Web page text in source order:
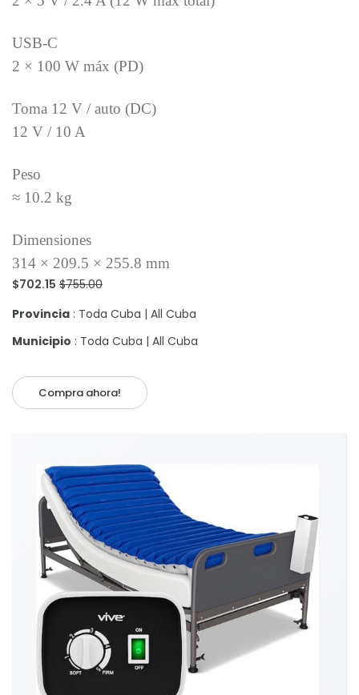
USB-C
2 × 100 W máx (PD)
Toma 12 V / auto (DC)
12 V / 10 A
Peso
≈ 10.2 kg
Dimensiones
314 × 209.5 × 255.8 mm
$702.15 $755.00
Provincia : Toda Cuba | All Cuba
Municipio : Toda Cuba | All Cuba
Compra ahora!